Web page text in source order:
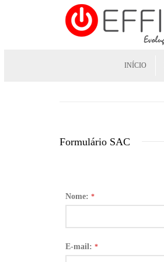
INÍCIO
Formulário SAC
Nome: *
E-mail: *